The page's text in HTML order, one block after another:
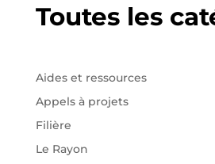
Toutes les
Aides et ressources
Appels à projets
Filière
Le Rayon